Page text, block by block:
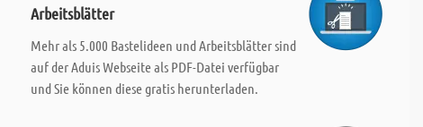
Arbeitsblätter
Mehr als 5.000 Bastelideen und Arbeitsblätter sind
auf der Aduis Webseite als PDF-Datei verfügbar
und Sie können diese gratis herunterladen.